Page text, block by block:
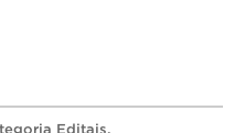
Editais.